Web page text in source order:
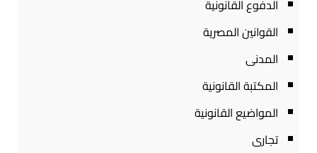
الدفوع القانونية
القوانين المصرية
المدنى
المكتبة القانونية
المواضيع القانونية
تجارى